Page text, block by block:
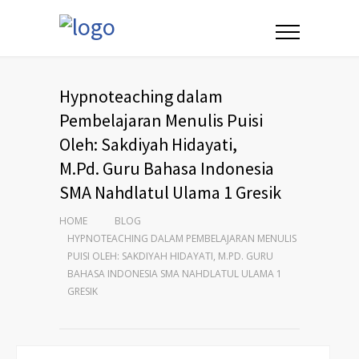
Hypnoteaching dalam
Pembelajaran Menulis Puisi
Oleh: Sakdiyah Hidayati,
M.Pd. Guru Bahasa Indonesia
SMA Nahdlatul Ulama 1 Gresik
HOME
BLOG
HYPNOTEACHING DALAM PEMBELAJARAN MENULIS
PUISI OLEH: SAKDIYAH HIDAYATI, M.PD. GURU
BAHASA INDONESIA SMA NAHDLATUL ULAMA 1
GRESIK